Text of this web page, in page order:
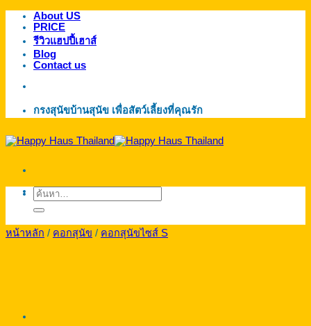
ข้าม
เนื้อหา
About US
PRICE
รีวิวแฮปปี้เฮาส์
Blog
Contact us
กรงสุนัขบ้านสุนัข เพื่อสัตว์เลี้ยงที่คุณรัก
ค้นหา:
หน้าหลัก / คอกสุนัข / คอกสุนัขไซส์ S